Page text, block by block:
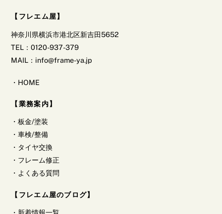
【フレエム屋】
神奈川県横浜市港北区新吉田5652
TEL：0120-937-379
MAIL：info@frame-ya.jp
・ HOME
【業務案内】
・板金/塗装
・車検/整備
・ タイヤ交換
・ フレーム修正
・ よくある質問
【フレエム屋のブログ】